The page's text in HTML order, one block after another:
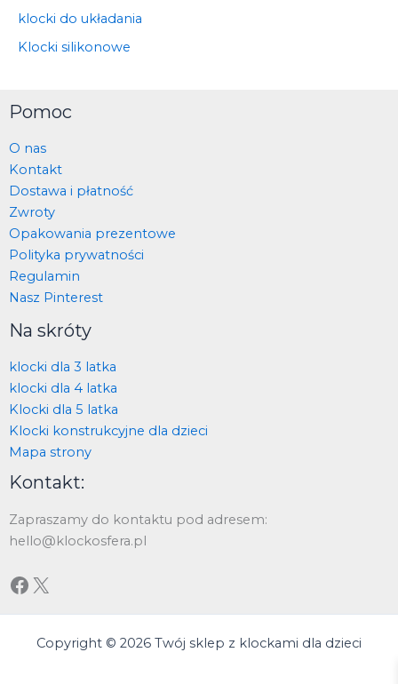
klocki do układania
Klocki silikonowe
Pomoc
O nas
Kontakt
Dostawa i płatność
Zwroty
Opakowania prezentowe
Polityka prywatności
Regulamin
Nasz Pinterest
Na skróty
klocki dla 3 latka
klocki dla 4 latka
Klocki dla 5 latka
Klocki konstrukcyjne dla dzieci
Mapa strony
Kontakt:
Zapraszamy do kontaktu pod adresem:
hello@klockosfera.pl
Copyright © 2026 Twój sklep z klockami dla dzieci